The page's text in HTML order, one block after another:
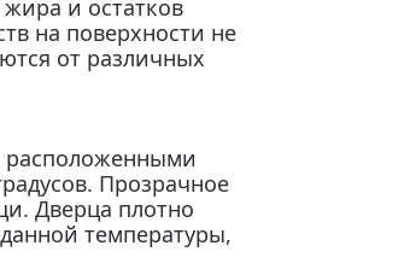
и остатков
на поверхности не
от различных
расположенными
Прозрачное
Дверца плотно
температуры,